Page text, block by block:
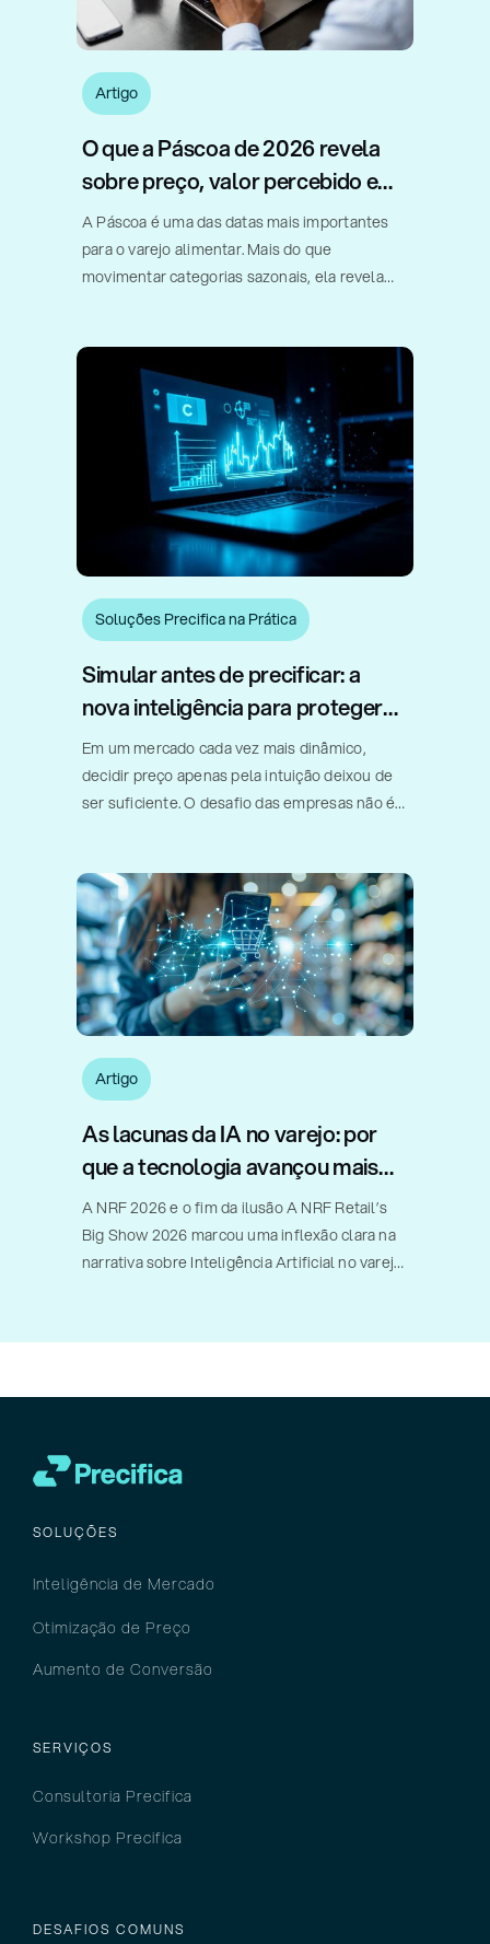
Artigo
O que a Páscoa de 2026 revela
sobre preço, valor percebido e
estratégia no varejo
A Páscoa é uma das datas mais importantes
para o varejo alimentar. Mais do que
movimentar categorias sazonais, ela revela
Em um estudo realizado [...]
Soluções Precifica na Prática
Simular antes de precificar: a
nova inteligência para proteger
margem e acelerar vendas
Em um mercado cada vez mais dinâmico,
decidir preço apenas pela intuição deixou de
ser suficiente. O desafio das empresas não é
giro, quando um aumento de preço [...]
Artigo
As lacunas da IA no varejo: por
que a tecnologia avançou mais
rápido do que a implementação
A NRF 2026 e o fim da ilusão A NRF Retail’s
Big Show 2026 marcou uma inflexão clara na
narrativa sobre Inteligência Artificial no varejo.
possibilidades futuras e pilotos
SOLUÇÕES
Inteligência de Mercado
Otimização de Preço
Aumento de Conversão
SERVIÇOS
Consultoria Precifica
Workshop Precifica
DESAFIOS COMUNS